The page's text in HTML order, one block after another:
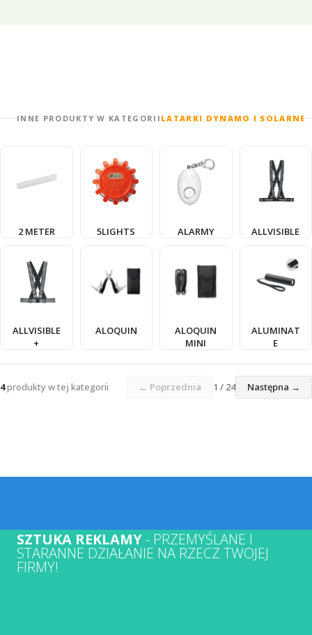
INNE PRODUKTY W KATEGORII LATARKI DYNAMO I SOLARNE
2 METER 5LIGHTS ALARMY ALLVISIBLE
ALLVISIBLE
+
ALOQUIN
ALOQUIN
MINI
ALUMINAT
E
4produkty w tej kategorii ← Poprzednia 1 / 24 Następna →
SZTUKA REKLAMY- PRZEMYŚLANE I
STARANNE DZIAŁANIE NA RZECZ TWOJEJ
FIRMY!